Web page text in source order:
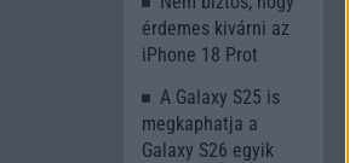
érdemes kivárni az
iPhone 18 Prot
A Galaxy S25 is
megkaphatja a
Galaxy S26 egyik